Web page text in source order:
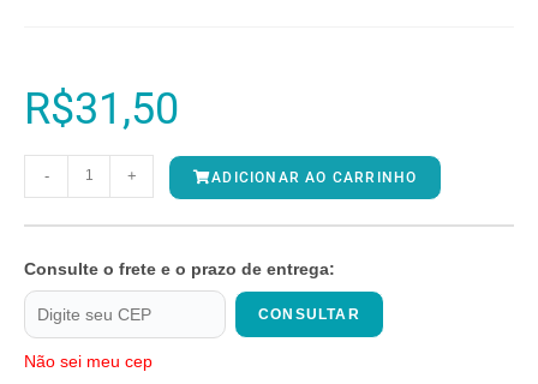
R$31,50
- + ADICIONAR AO CARRINHO
Consulte o frete e o prazo de entrega:
CONSULTAR
Não sei meu cep